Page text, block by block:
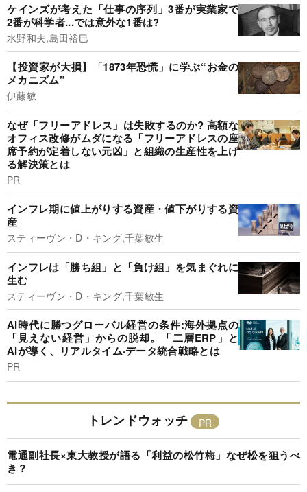
ケインズが考えた「仕事の序列」3番が実業家で
2番が科学者...では意外な1番は?
水野和夫,島田裕巳
【投資家が大損】「1873年恐慌」に学ぶ“お金の
メカニズム”
伊藤敏
なぜ「フリーアドレス」は失敗するのか? 高額な
オフィス改修がムダになる「フリーアドレスの座
席予約が定着しない元凶」と組織の生産性を上げ
る解決策とは
PR
インフレ期に値上がりする資産・値下がりする資
産
スティーヴン・D・キング,千葉敏生
インフレは「勝ち組」と「負け組」を気まぐれに
生む
スティーヴン・D・キング,千葉敏生
AI時代に勝つグローバル経営の条件:海外拠点の
「見えない経営」からの脱却。「二層ERP」と
AIが導く、リアルタイム·データ統合戦略とは
PR
トレンドウォッチ
電通副社長×東大教授が語る「利益の松竹梅」なぜ松を狙うべ
き？